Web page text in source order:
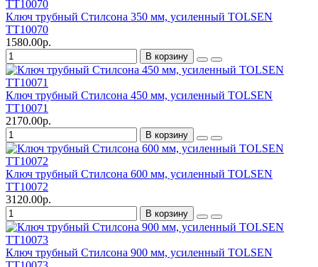
Ключ трубный Стилсона 350 мм, усиленный TOLSEN
TT10070
1580.00р.
В корзину
Ключ трубный Стилсона 450 мм, усиленный TOLSEN
TT10071
2170.00р.
В корзину
Ключ трубный Стилсона 600 мм, усиленный TOLSEN
TT10072
3120.00р.
В корзину
Ключ трубный Стилсона 900 мм, усиленный TOLSEN